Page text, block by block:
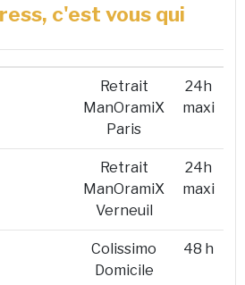
c'est vous qui
Retrait
ManOramiX
Paris
24h
maxi
Retrait
ManOramiX
Verneuil
24h
maxi
Colissimo
Domicile
48 h